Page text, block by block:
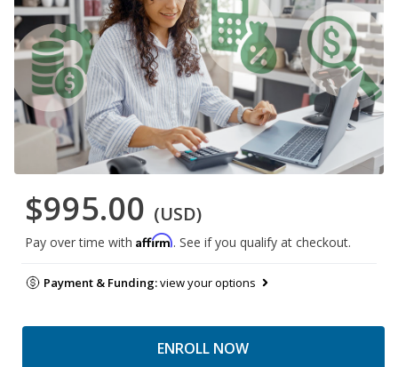
$995.00 (USD)
Pay over time with Affirm. See if you qualify at checkout.
Payment & Funding:view your options
ENROLL NOW